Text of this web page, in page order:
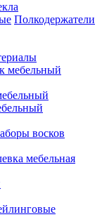
Полкодержатели
мебельный
восков
мебельная